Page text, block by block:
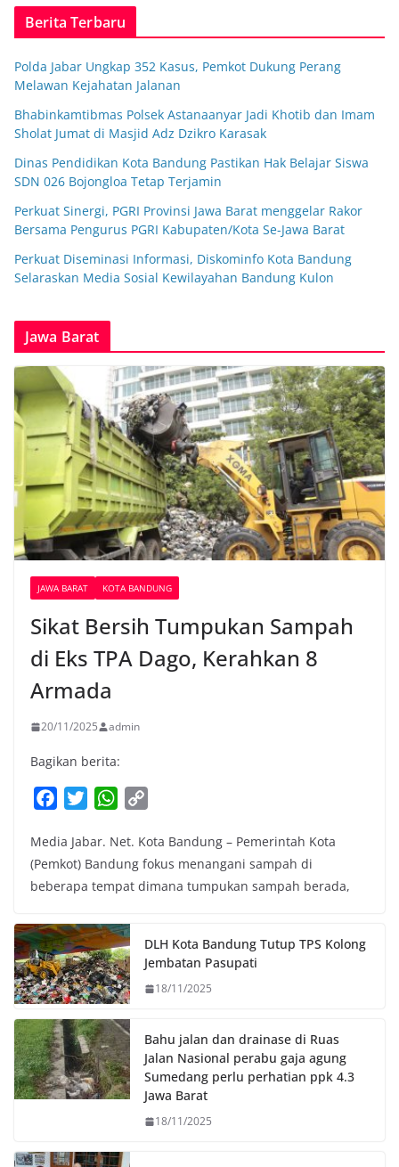
Berita Terbaru
Polda Jabar Ungkap 352 Kasus, Pemkot Dukung Perang
Melawan Kejahatan Jalanan
Bhabinkamtibmas Polsek Astanaanyar Jadi Khotib dan Imam
Sholat Jumat di Masjid Adz Dzikro Karasak
Dinas Pendidikan Kota Bandung Pastikan Hak Belajar Siswa
SDN 026 Bojongloa Tetap Terjamin
Perkuat Sinergi, PGRI Provinsi Jawa Barat menggelar Rakor
Bersama Pengurus PGRI Kabupaten/Kota Se-Jawa Barat
Perkuat Diseminasi Informasi, Diskominfo Kota Bandung
Selaraskan Media Sosial Kewilayahan Bandung Kulon
Jawa Barat
JAWA BARAT KOTA BANDUNG
Sikat Bersih Tumpukan Sampah
di Eks TPA Dago, Kerahkan 8
Armada
20/11/2025 admin
Bagikan berita:
c
e
b
o
k
i
t
t
r
W
a
t
s
p
p
p
y
L
n
k
Media Jabar. Net. Kota Bandung – Pemerintah Kota
(Pemkot) Bandung fokus menangani sampah di
beberapa tempat dimana tumpukan sampah berada,
DLH Kota Bandung Tutup TPS Kolong
Jembatan Pasupati
18/11/2025
Bahu jalan dan drainase di Ruas
Jalan Nasional perabu gaja agung
Sumedang perlu perhatian ppk 4.3
Jawa Barat
18/11/2025